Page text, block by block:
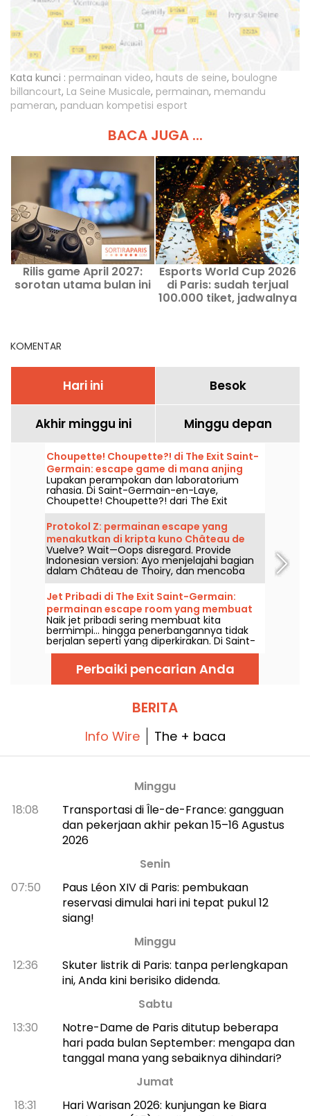
Kata kunci : permainan video, hauts de seine, boulogne
billancourt, La Seine Musicale, permainan, memandu
pameran, panduan kompetisi esport
BACA JUGA ...
Rilis game April 2027:
sorotan utama bulan ini
Esports World Cup 2026
di Paris: sudah terjual
100.000 tiket, jadwalnya
KOMENTAR
Hari ini Besok
Akhir minggu ini Minggu depan
Choupette! Choupette?! di The Exit Saint-
Germain: escape game di mana anjing
dan kucing saling menuntaskan rekening
mereka.
Lupakan perampokan dan laboratorium
rahasia. Di Saint-Germain-en-Laye,
Choupette! Choupette?! dari The Exit
membawa para pemain ke petualangan gila
di mana misi menjaga anjing yang
sederhana berubah jadi perang geng... versi
anjing melawan kucing.
Protokol Z: permainan escape yang
menakutkan di kripta kuno Château de
Thoiry (78)
Vuelve? Wait—Oops disregard. Provide
Indonesian version: Ayo menjelajahi bagian
dalam Château de Thoiry, dan mencoba
mencegah invasi zombie, di jantung kripta
keluarga, tempat makhluk yang tak lagi
manusia berkeliaran, dalam sebuah escape
game yang akan menuntut keberanian
Anda.
Jet Pribadi di The Exit Saint-Germain:
permainan escape room yang membuat
perjalanan Anda mengambil arah yang
tak terduga
Naik jet pribadi sering membuat kita
bermimpi... hingga penerbangannya tidak
berjalan seperti yang diperkirakan. Di Saint-
Germain-en-Laye, Le Jet Privé milik The Exit
mengubah suasana ini menjadi escape
game yang harus dipecahkan secara tim.
Perbaiki pencarian Anda
BERITA
Info Wire The + baca
Minggu
18:08
Transportasi di Île-de-France: gangguan
dan pekerjaan akhir pekan 15–16 Agustus
2026
Senin
07:50
Paus Léon XIV di Paris: pembukaan
reservasi dimulai hari ini tepat pukul 12
siang!
Minggu
12:36
Skuter listrik di Paris: tanpa perlengkapan
ini, Anda kini berisiko didenda.
Sabtu
13:30
Notre-Dame de Paris ditutup beberapa
hari pada bulan September: mengapa dan
tanggal mana yang sebaiknya dihindari?
Jumat
18:31
Hari Warisan 2026: kunjungan ke Biara